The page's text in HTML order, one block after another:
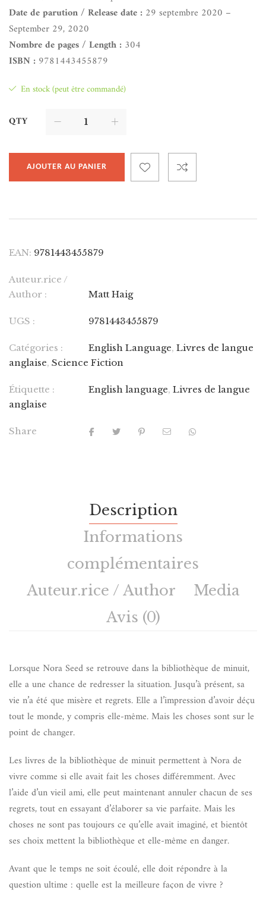
Date de parution / Release date : 29 septembre 2020 –
September 29, 2020
Nombre de pages / Length : 304
ISBN : 9781443455879
En stock (peut être commandé)
QTY
AJOUTER AU PANIER
EAN: 9781443455879
Auteur.rice /
Author :
Matt Haig
UGS : 9781443455879
Catégories : English Language, Livres de langue
anglaise, Science Fiction
Étiquette : English language, Livres de langue
anglaise
Share
Description
Informations
complémentaires
Auteur.rice / Author
Media
Avis (0)
Lorsque Nora Seed se retrouve dans la bibliothèque de minuit,
elle a une chance de redresser la situation. Jusqu’à présent, sa
vie n’a été que misère et regrets. Elle a l’impression d’avoir déçu
tout le monde, y compris elle-même. Mais les choses sont sur le
point de changer.
Les livres de la bibliothèque de minuit permettent à Nora de
vivre comme si elle avait fait les choses différemment. Avec
l’aide d’un vieil ami, elle peut maintenant annuler chacun de ses
regrets, tout en essayant d’élaborer sa vie parfaite. Mais les
choses ne sont pas toujours ce qu’elle avait imaginé, et bientôt
ses choix mettent la bibliothèque et elle-même en danger.
Avant que le temps ne soit écoulé, elle doit répondre à la
question ultime : quelle est la meilleure façon de vivre ?